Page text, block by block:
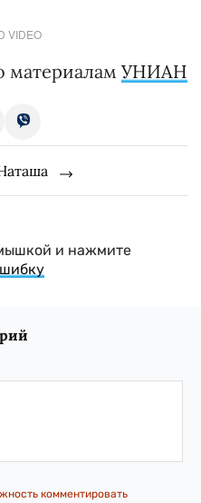
VIDEO
материаламУНИАН
и нажмите
комментировать